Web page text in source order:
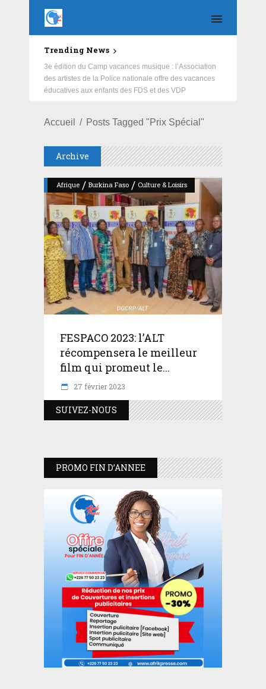
Trending News
Education : la fédération de la Russie rénove les
écoles primaire et collège du Camp Général
Aboubacar Sangoulé Lamizana
Accueil Posts Tagged "Prix Spécial"
Archive
Afrique / Burkina Faso / Culture & Loisirs
FESPACO 2023: l’ALT
récompensera le meilleur
film qui promeut le...
27 février 2023
SUIVEZ-NOUS
PROMO FIN D’ANNEE